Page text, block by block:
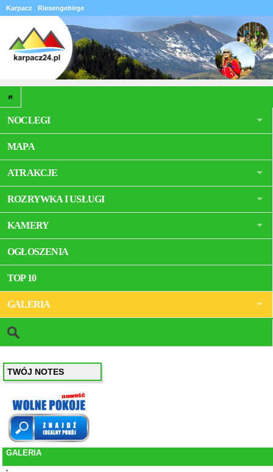
Karpacz Riesengebirge
NOCLEGI
MAPA
ATRAKCJE
ROZRYWKA I USŁUGI
KAMERY
OGŁOSZENIA
TOP 10
GALERIA
TWÓJ NOTES
GALERIA